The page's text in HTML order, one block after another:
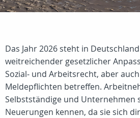
Das Jahr 2026 steht in
weitreichender gesetzlicher
Sozial‑ und Arbeitsrecht, aber
Meldepflichten betreffen.
Selbstständige und Unternehmen
Neuerungen kennen, da sie sich